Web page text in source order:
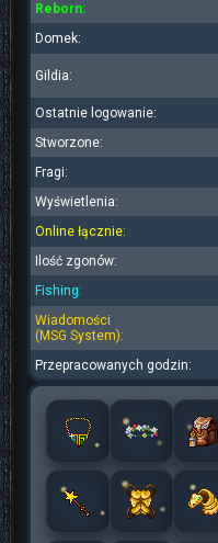
Reborn:
Domek:
Gildia:
Ostatnie logowanie:
Stworzone:
Fragi:
Wyświetlenia:
Online łącznie:
Ilość zgonów:
Fishing:
Wiadomości
(MSG System):
Przepracowanych godzin: